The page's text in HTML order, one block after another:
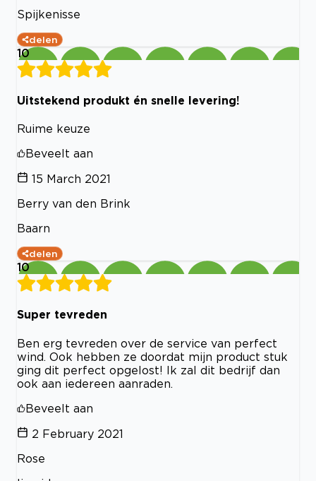
Spijkenisse
delen
10
Uitstekend produkt én snelle levering!
Ruime keuze
Beveelt aan
15 March 2021
Berry van den Brink
Baarn
delen
10
Super tevreden
Ben erg tevreden over de service van perfect
wind. Ook hebben ze doordat mijn product stuk
ging dit perfect opgelost! Ik zal dit bedrijf dan
ook aan iedereen aanraden.
Beveelt aan
2 February 2021
Rose